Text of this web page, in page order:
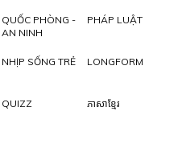
QUỐC PHÒNG -
AN NINH
PHÁP LUẬT
NHỊP SỐNG TRẺ LONGFORM
QUIZZ ភាសាខ្មែរ